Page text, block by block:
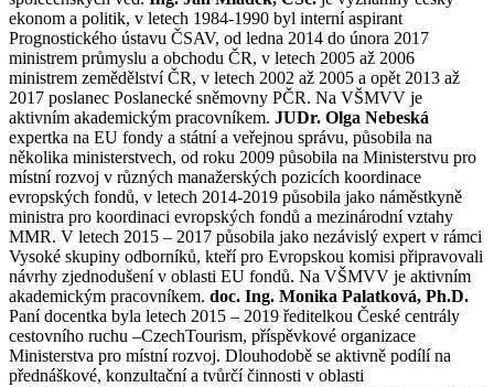
ekonom a politik, v letech 1984-1990 byl interní aspirant
Prognostického ústavu ČSAV, od ledna 2014 do února 2017
ministrem průmyslu a obchodu ČR, v letech 2005 až 2006
ministrem zemědělství ČR, v letech 2002 až 2005 a opět 2013 až
2017 poslanec Poslanecké sněmovny PČR. Na VŠMVV je
aktivním akademickým pracovníkem. JUDr. Olga Nebeská
expertka na EU fondy a státní a veřejnou správu, působila na
několika ministerstvech, od roku 2009 působila na Ministerstvu pro
místní rozvoj v různých manažerských pozicích koordinace
evropských fondů, v letech 2014-2019 působila jako náměstkyně
ministra pro koordinaci evropských fondů a mezinárodní vztahy
MMR. V letech 2015 – 2017 působila jako nezávislý expert v rámci
Vysoké skupiny odborníků, kteří pro Evropskou komisi připravovali
návrhy zjednodušení v oblasti EU fondů. Na VŠMVV je aktivním
akademickým pracovníkem. doc. Ing. Monika Palatková, Ph.D.
Paní docentka byla letech 2015 – 2019 ředitelkou České centrály
cestovního ruchu –CzechTourism, příspěvkové organizace
Ministerstva pro místní rozvoj. Dlouhodobě se aktivně podílí na
přednáškové, konzultační a tvůrčí činnosti v oblasti